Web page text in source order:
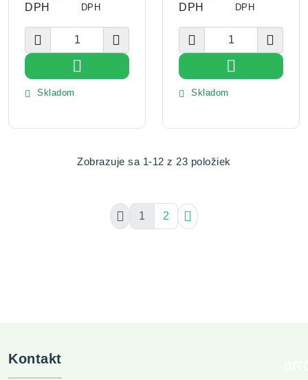
DPH
DPH
 

 Skladom
DPH
DPH
 

 Skladom
Zobrazuje sa 1-12 z 23 položiek
 1 2 
Kontakt